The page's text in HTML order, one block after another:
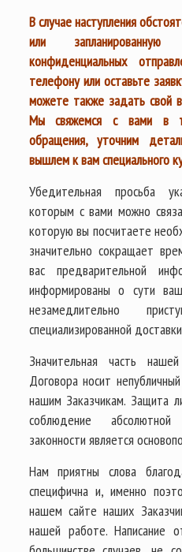
В случае наступления
или запланированную
конфиденциальных
телефону или оставьте
можете также задать свой
Мы свяжемся с вами в
обращения, уточним
вышлем к вам специального
Убедительная просьба
которым с вами можно
которую вы посчитаете
значительно сокращает
вас предварительной
информированы о сути
незамедлительно
специализированной
Значительная часть
Договора носит
нашим Заказчикам. Защита
соблюдение
законности является
Нам приятны слова
специфична и, именно
нашем сайте наших
нашей работе. Написание